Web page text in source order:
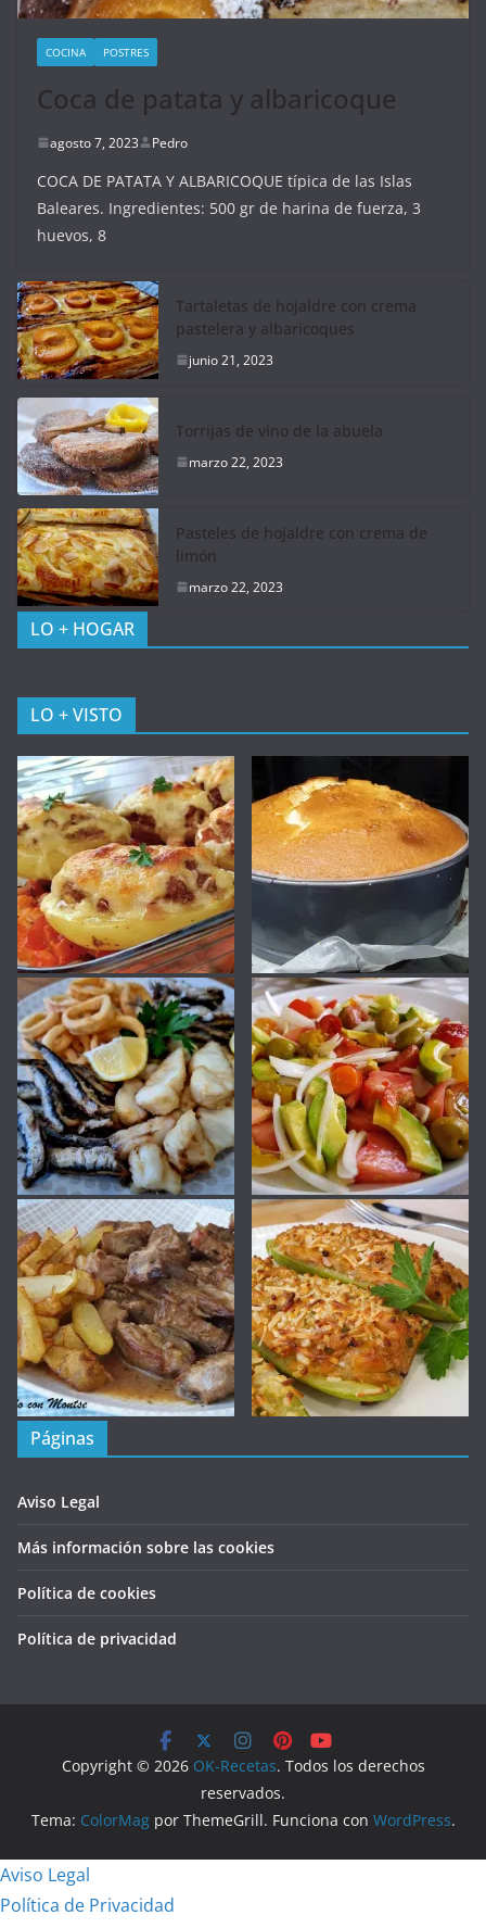
COCINA POSTRES
Coca de patata y albaricoque
agosto 7, 2023 Pedro
COCA DE PATATA Y ALBARICOQUE típica de las Islas
Baleares. Ingredientes: 500 gr de harina de fuerza, 3
huevos, 8
Tartaletas de hojaldre con crema
pastelera y albaricoques
junio 21, 2023
Torrijas de vino de la abuela
marzo 22, 2023
Pasteles de hojaldre con crema de
limón
marzo 22, 2023
LO + HOGAR
LO + VISTO
Páginas
Aviso Legal
Más información sobre las cookies
Política de cookies
Política de privacidad
Copyright © 2026 OK-Recetas. Todos los derechos
reservados.
Tema: ColorMagpor ThemeGrill. Funciona con WordPress.
Aviso Legal
Política de Privacidad